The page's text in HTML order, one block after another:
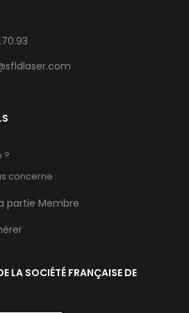
?
concerne :
partie Membre
LA SOCIÉTÉ FRANÇAISE DE